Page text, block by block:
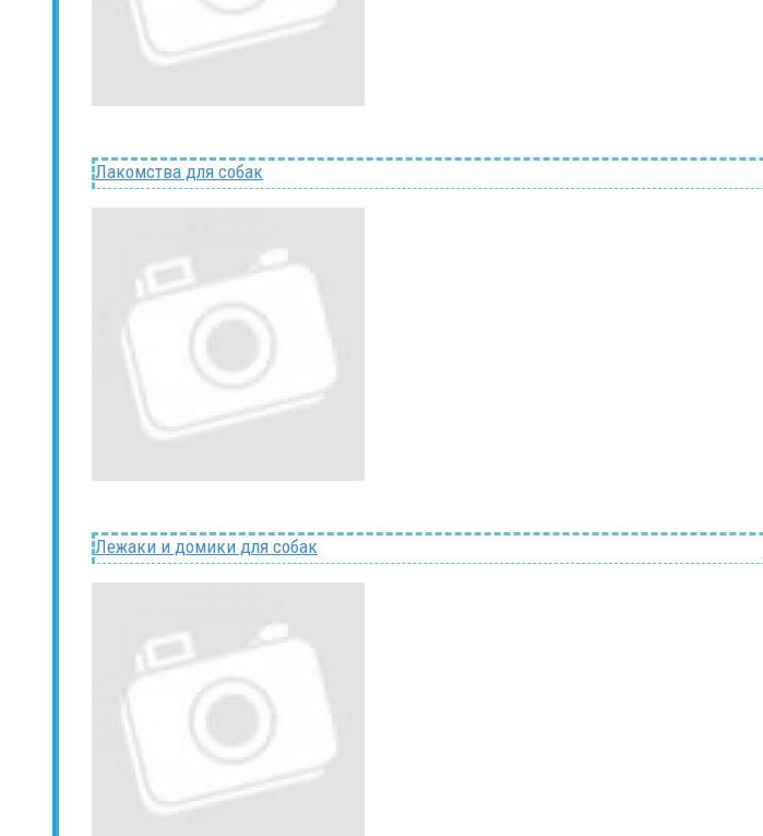
Лакомства для собак
Лежаки и домики для собак